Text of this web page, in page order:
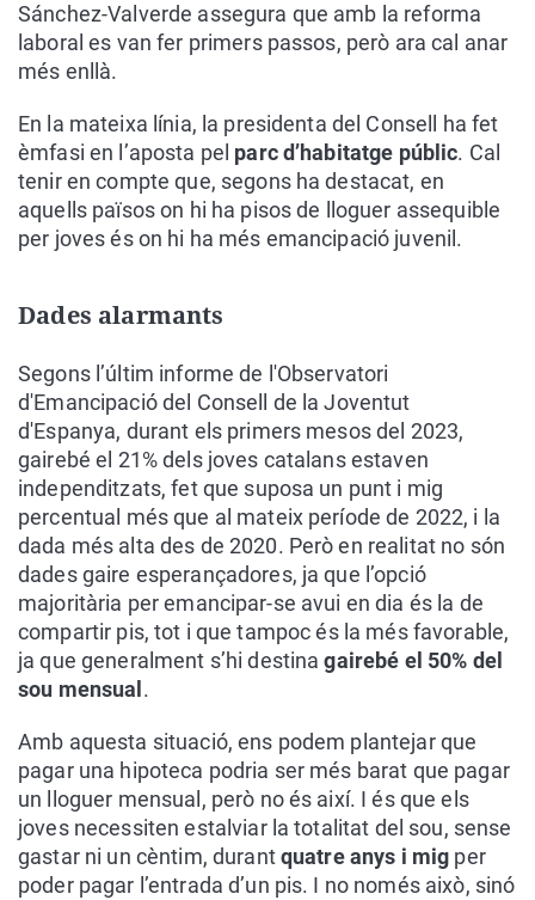
Sánchez-Valverde assegura que amb la reforma
laboral es van fer primers passos, però ara cal anar
més enllà.
En la mateixa línia, la presidenta del Consell ha fet
èmfasi en l’aposta pel parc d’habitatge públic. Cal
tenir en compte que, segons ha destacat, en
aquells països on hi ha pisos de lloguer assequible
per joves és on hi ha més emancipació juvenil.
Dades alarmants
Segons l’últim informe de l'Observatori
d'Emancipació del Consell de la Joventut
d'Espanya, durant els primers mesos del 2023,
gairebé el 21% dels joves catalans estaven
independitzats, fet que suposa un punt i mig
percentual més que al mateix període de 2022, i la
dada més alta des de 2020. Però en realitat no són
dades gaire esperançadores, ja que l’opció
majoritària per emancipar-se avui en dia és la de
compartir pis, tot i que tampoc és la més favorable,
ja que generalment s’hi destinagairebé el 50% del
sou mensual .
Amb aquesta situació, ens podem plantejar que
pagar una hipoteca podria ser més barat que pagar
un lloguer mensual, però no és així. I és que els
joves necessiten estalviar la totalitat del sou, sense
gastar ni un cèntim, durantquatre anys i mig per
poder pagar l’entrada d’un pis. I no només això, sinó